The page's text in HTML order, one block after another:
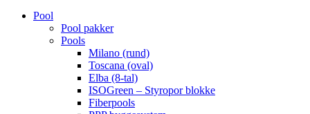
Pool
Pool pakker
Pools
Milano (rund)
Toscana (oval)
Elba (8-tal)
ISOGreen – Styropor blokke
Fiberpools